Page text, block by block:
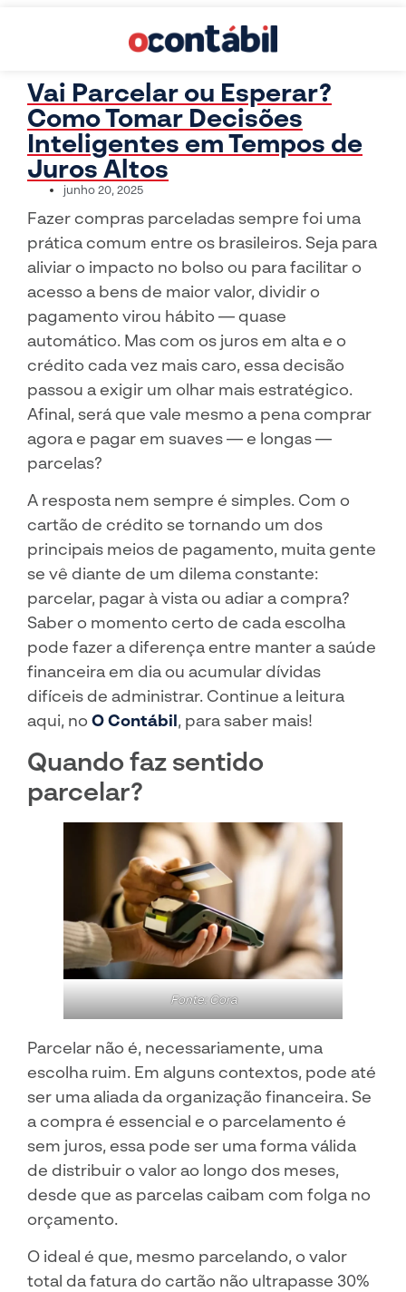
Vai Parcelar ou Esperar?
Como Tomar Decisões
Inteligentes em Tempos de
Juros Altos
junho 20, 2025
Fazer compras parceladas sempre foi uma
prática comum entre os brasileiros. Seja para
aliviar o impacto no bolso ou para facilitar o
acesso a bens de maior valor, dividir o
pagamento virou hábito — quase
automático. Mas com os juros em alta e o
crédito cada vez mais caro, essa decisão
passou a exigir um olhar mais estratégico.
Afinal, será que vale mesmo a pena comprar
agora e pagar em suaves — e longas —
parcelas?
A resposta nem sempre é simples. Com o
cartão de crédito se tornando um dos
principais meios de pagamento, muita gente
se vê diante de um dilema constante:
parcelar, pagar à vista ou adiar a compra?
Saber o momento certo de cada escolha
pode fazer a diferença entre manter a saúde
financeira em dia ou acumular dívidas
difíceis de administrar. Continue a leitura
aqui, noO Contábil, para saber mais!
Quando faz sentido
parcelar?
Fonte: Cora
Parcelar não é, necessariamente, uma
escolha ruim. Em alguns contextos, pode até
ser uma aliada da organização financeira. Se
a compra é essencial e o parcelamento é
sem juros, essa pode ser uma forma válida
de distribuir o valor ao longo dos meses,
desde que as parcelas caibam com folga no
orçamento.
O ideal é que, mesmo parcelando, o valor
total da fatura do cartão não ultrapasse 30%